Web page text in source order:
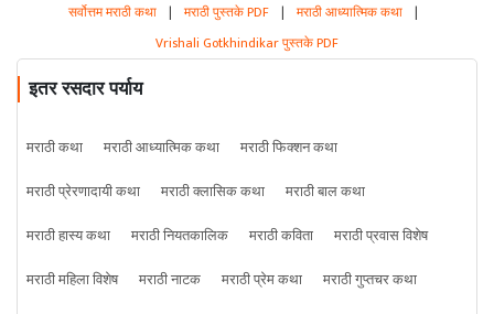
सर्वोत्तम मराठी कथा | मराठी पुस्तके PDF | मराठी आध्यात्मिक कथा |
Vrishali Gotkhindikar पुस्तके PDF
इतर रसदार पर्याय
मराठी कथा मराठी आध्यात्मिक कथा
मराठी फिक्शन कथा
मराठी प्रेरणादायी कथा
मराठी क्लासिक कथा
मराठी बाल कथा
मराठी हास्य कथा
मराठी नियतकालिक मराठी कविता
मराठी प्रवास विशेष
मराठी महिला विशेष
मराठी नाटक मराठी प्रेम कथा
मराठी गुप्तचर कथा